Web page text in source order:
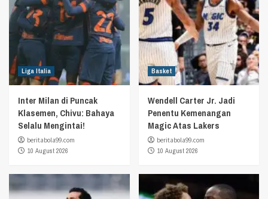
Liga Italia
Inter Milan di Puncak
Klasemen, Chivu: Bahaya
Selalu Mengintai!
beritabola99.com
10 August 2026
Basket
Wendell Carter Jr. Jadi
Penentu Kemenangan
Magic Atas Lakers
beritabola99.com
10 August 2026